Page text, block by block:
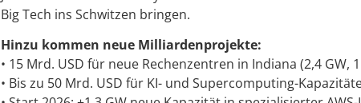
Big Tech ins Schwitzen bringen.
Hinzu kommen neue Milliardenprojekte:
• 15 Mrd. USD für neue Rechenzentren in Indiana (2,4 GW,
• Bis zu 50 Mrd. USD für KI- und Supercomputing-